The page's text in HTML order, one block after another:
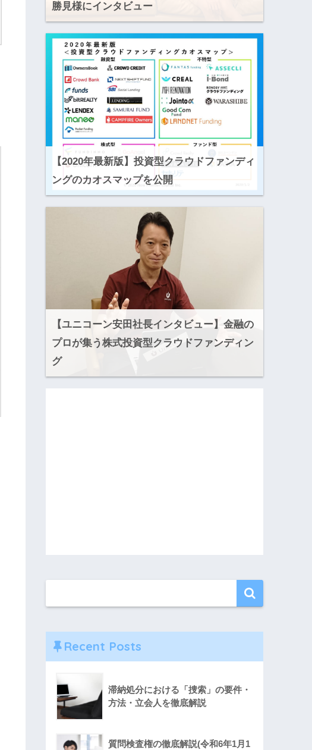
勝見様にインタビュー
【2020年最新版】投資型クラウドファンディ
ングのカオスマップを公開
【ユニコーン安田社長インタビュー】金融の
プロが集う株式投資型クラウドファンディン
グ
Recent Posts
滞納処分における「捜索」の要件・
方法・立会人を徹底解説
質問検査権の徹底解説(令和6年1月1